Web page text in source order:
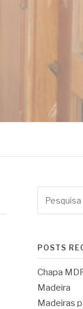
por:
POSTS
Chapa
Madeira
Madeiras